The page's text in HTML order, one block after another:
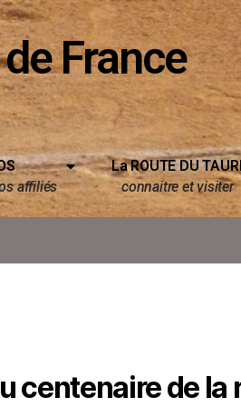
France
affiliés
La ROUTE DU
connaitre et visiter
centenaire de la